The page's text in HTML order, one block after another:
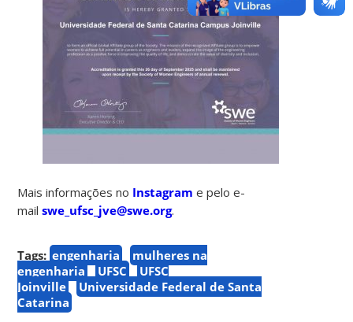
Mais informações no Instagram e pelo e-
mailswe_ufsc_jve@swe.org.
Tags: engenharia
mulheres na
engenharia
UFSC
UFSC
Joinville
Universidade Federal de Santa
Catarina